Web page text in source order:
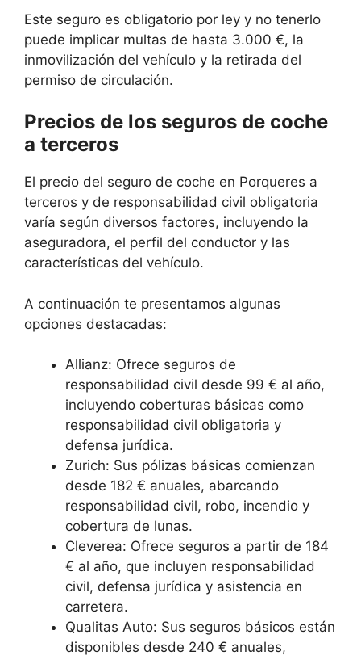
Este seguro es obligatorio por ley y no tenerlo
puede implicar multas de hasta 3.000 €, la
inmovilización del vehículo y la retirada del
permiso de circulación.
Precios de los seguros de coche
a terceros
El precio del seguro de coche en Porqueres a
terceros y de responsabilidad civil obligatoria
varía según diversos factores, incluyendo la
aseguradora, el perfil del conductor y las
características del vehículo.
A continuación te presentamos algunas
opciones destacadas:
Allianz: Ofrece seguros de
responsabilidad civil desde 99 € al año,
incluyendo coberturas básicas como
responsabilidad civil obligatoria y
defensa jurídica.
Zurich: Sus pólizas básicas comienzan
desde 182 € anuales, abarcando
responsabilidad civil, robo, incendio y
cobertura de lunas.
Cleverea: Ofrece seguros a partir de 184
€ al año, que incluyen responsabilidad
civil, defensa jurídica y asistencia en
carretera.
Qualitas Auto: Sus seguros básicos están
disponibles desde 240 € anuales,